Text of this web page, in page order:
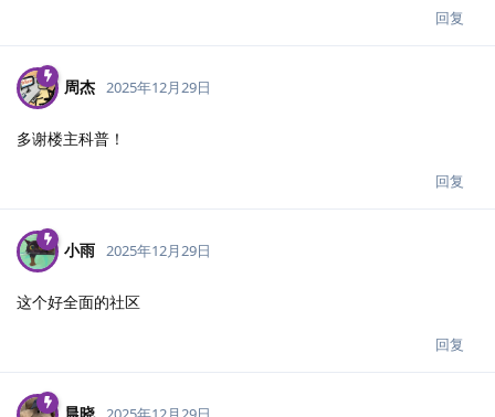
回复
周杰 2025年12月29日
多谢楼主科普！
回复
小雨 2025年12月29日
这个好全面的社区
回复